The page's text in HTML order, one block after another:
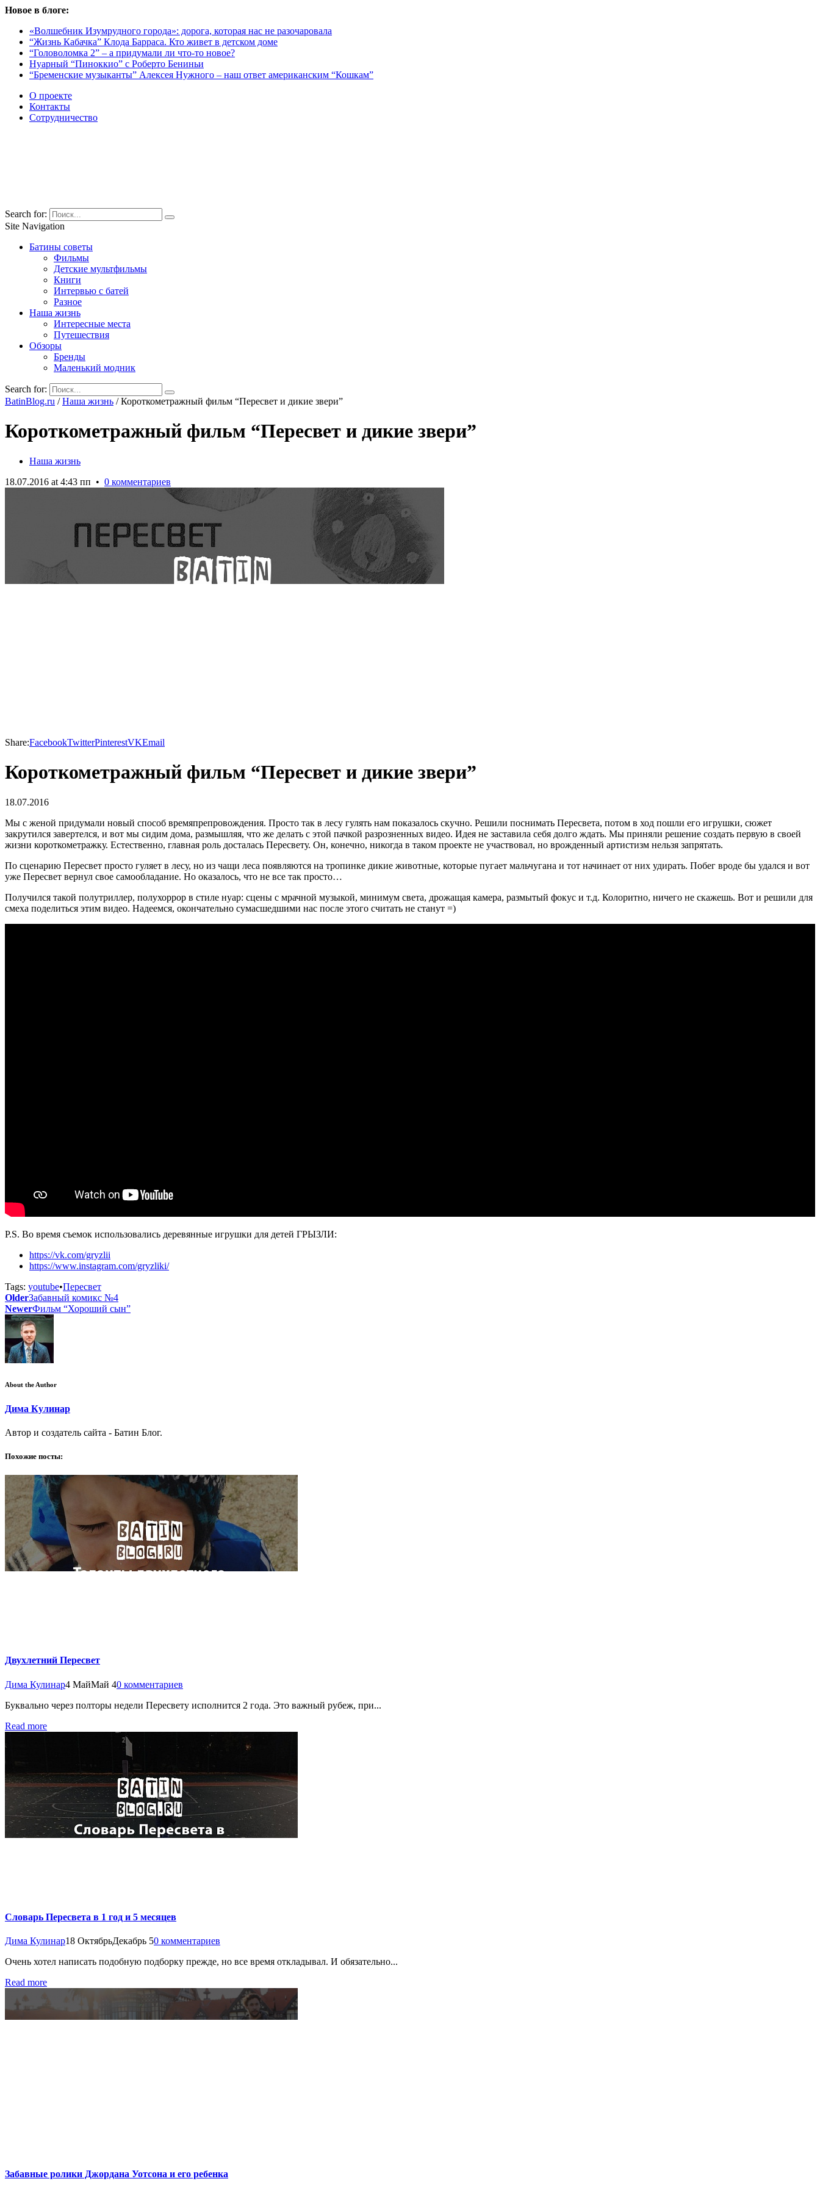
Новое в блоге:
«Волшебник Изумрудного города»: дорога, которая нас не разочаровала
“Жизнь Кабачка” Клода Барраса. Кто живет в детском доме
“Головоломка 2” – а придумали ли что-то новое?
Нуарный “Пиноккио” с Роберто Бениньи
“Бременские музыканты” Алексея Нужного – наш ответ американским “Кошкам”
О проекте
Контакты
Сотрудничество
Search for:
Site Navigation
Батины советы
Фильмы
Детские мультфильмы
Книги
Интервью с батей
Разное
Наша жизнь
Интересные места
Путешествия
Обзоры
Бренды
Маленький модник
Search for:
BatinBlog.ru /Наша жизнь /Короткометражный фильм “Пересвет и дикие звери”
Короткометражный фильм “Пересвет и дикие звери”
Наша жизнь
18.07.2016 at 4:43 пп • 0 комментариев
Share:FacebookTwitterPinterestVKEmail
Короткометражный фильм “Пересвет и дикие звери”
18.07.2016
Мы с женой придумали новый способ времяпрепровождения. Просто так в лесу гулять нам показалось скучно. Решили поснимать Пересвета, потом в ход пошли его игрушки, сюжет
закрутился завертелся, и вот мы сидим дома, размышляя, что же делать с этой пачкой разрозненных видео. Идея не заставила себя долго ждать. Мы приняли решение создать первую в своей
жизни короткометражку. Естественно, главная роль досталась Пересвету. Он, конечно, никогда в таком проекте не участвовал, но врожденный артистизм нельзя запрятать.
По сценарию Пересвет просто гуляет в лесу, но из чащи леса появляются на тропинке дикие животные, которые пугает мальчугана и тот начинает от них удирать. Побег вроде бы удался и вот
уже Пересвет вернул свое самообладание. Но оказалось, что не все так просто…
Получился такой полутриллер, полухоррор в стиле нуар: сцены с мрачной музыкой, минимум света, дрожащая камера, размытый фокус и т.д. Колоритно, ничего не скажешь. Вот и решили для
смеха поделиться этим видео. Надеемся, окончательно сумасшедшими нас после этого считать не станут =)
P.S. Во время съемок использовались деревянные игрушки для детей ГРЫЗЛИ:
https://vk.com/gryzlii
https://www.instagram.com/gryzliki/
Tags: youtube•Пересвет
OlderЗабавный комикс №4
NewerФильм “Хороший сын”
About the Author
Дима Кулинар
Автор и создатель сайта - Батин Блог.
Похожие посты:
Двухлетний Пересвет
Дима Кулинар4 МайМай 40 комментариев
Буквально через полторы недели Пересвету исполнится 2 года. Это важный рубеж, при...
Read more
Словарь Пересвета в 1 год и 5 месяцев
Дима Кулинар18 ОктябрьДекабрь 50 комментариев
Очень хотел написать подобную подборку прежде, но все время откладывал. И обязательно...
Read more
Забавные ролики Джордана Уотсона и его ребенка